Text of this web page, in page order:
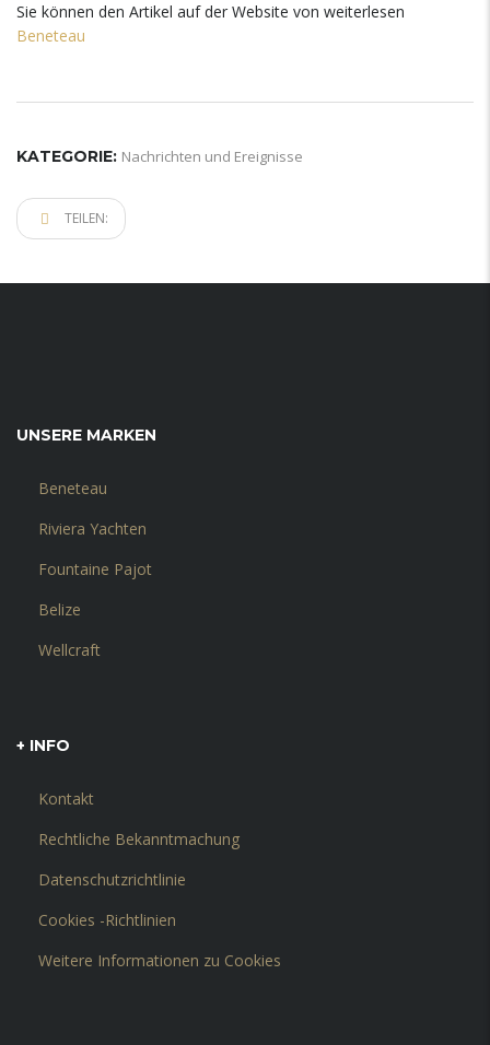
Sie können den Artikel auf der Website von weiterlesen
Beneteau
KATEGORIE: Nachrichten und Ereignisse
TEILEN:
UNSERE MARKEN
Beneteau
Riviera Yachten
Fountaine Pajot
Belize
Wellcraft
+ INFO
Kontakt
Rechtliche Bekanntmachung
Datenschutzrichtlinie
Cookies -Richtlinien
Weitere Informationen zu Cookies